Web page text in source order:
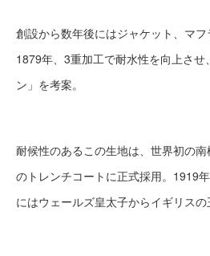
創設から数年後にはジャケット、マ
1879年、3重加工で耐水性を向上さ
ン」を考案。
耐候性のあるこの生地は、世界初の
のトレンチコートに正式採用。1919
にはウェールズ皇太子からイギリスの